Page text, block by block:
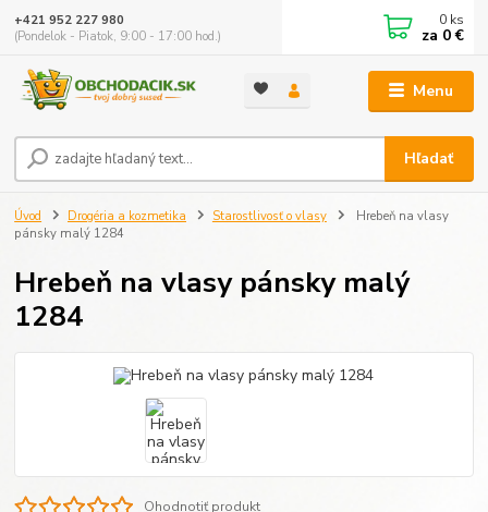
Menu
Hľadať
+421 952 227 980
(Pondelok - Piatok, 9:00 - 17:00 hod.)
0 ks
za 0 €
Úvod Drogéria a kozmetika Starostlivosť o vlasy
Hrebeň na vlasy
pánsky malý 1284
Hrebeň na vlasy pánsky malý
1284
Ohodnotiť produkt